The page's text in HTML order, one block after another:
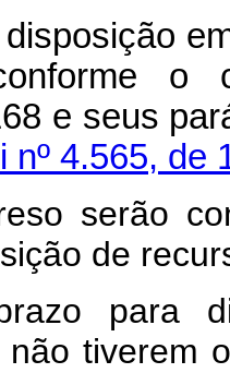
168 e
nº 4.565, de
serão
de
para
tiverem